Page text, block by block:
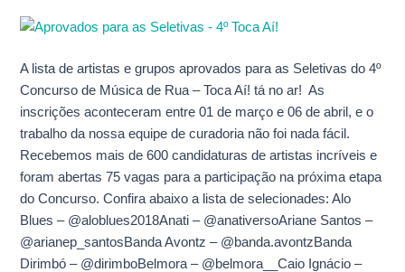
A lista de artistas e grupos aprovados para as Seletivas do 4º
Concurso de Música de Rua – Toca Aí! tá no ar! As
inscrições aconteceram entre 01 de março e 06 de abril, e o
trabalho da nossa equipe de curadoria não foi nada fácil.
Recebemos mais de 600 candidaturas de artistas incríveis e
foram abertas 75 vagas para a participação na próxima etapa
do Concurso. Confira abaixo a lista de selecionades: Alo
Blues – @aloblues2018Anati – @anativersoAriane Santos –
@arianep_santosBanda Avontz – @banda.avontzBanda
Dirimbó – @dirimboBelmora – @belmora__Caio Ignácio –
para
próxima
etapa
do
4º
Toca
Aí!